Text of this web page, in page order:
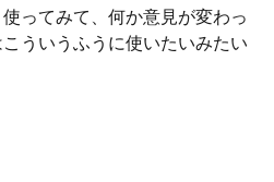
ってみて、何か意見が変わっ
ういうふうに使いたいみたい